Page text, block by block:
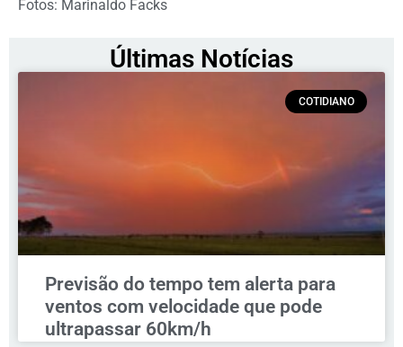
Fotos: Marinaldo Facks
Últimas Notícias
COTIDIANO
Previsão do tempo tem alerta para
ventos com velocidade que pode
ultrapassar 60km/h